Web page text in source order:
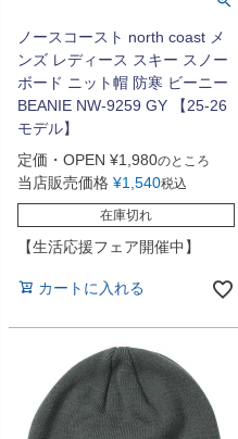
ノースコースト north coast メ
ンズ レディース スキー スノー
ボード ニット帽 防寒 ビーニー
BEANIE NW-9259 GY 【25-26
モデル】
定価・OPEN ¥1,980のところ
当店販売価格 ¥1,540税込
在庫切れ
【生活応援フェア開催中】
カートに入れる